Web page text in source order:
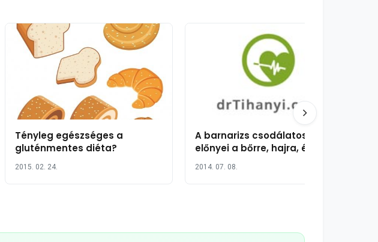
Tényleg egészséges a
gluténmentes diéta?
2015. 02. 24.
A barnarizs csodálatos
előnyei a bőrre, hajra, és az
2014. 07. 08.